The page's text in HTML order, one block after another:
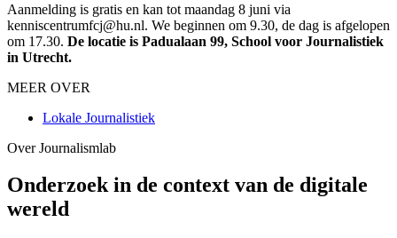
Aanmelding is gratis en kan tot maandag 8 juni via
kenniscentrumfcj@hu.nl. We beginnen om 9.30, de dag is afgelopen
om 17.30. De locatie is Padualaan 99, School voor Journalistiek
in Utrecht.
MEER OVER
Lokale Journalistiek
Over Journalismlab
Onderzoek in de context van de digitale
wereld